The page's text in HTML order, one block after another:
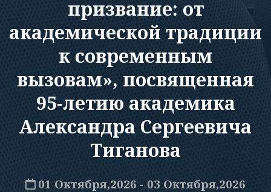
призвание: от
академической традиции
к современным
вызовам», посвященная
95-летию академика
Александра Сергеевича
Тиганова
01 Октября,2026 - 03 Октября,2026